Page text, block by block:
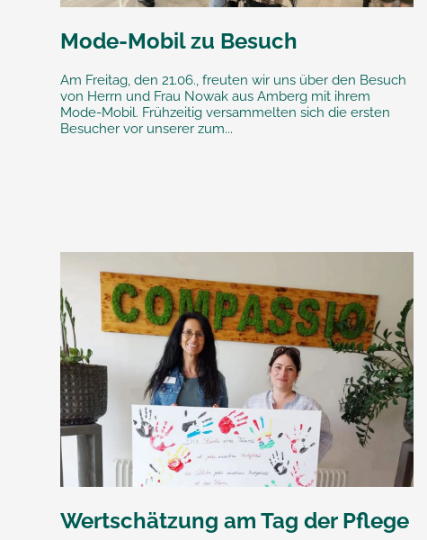
Mode-Mobil zu Besuch
Am Freitag, den 21.06., freuten wir uns über den Besuch
von Herrn und Frau Nowak aus Amberg mit ihrem
Mode-Mobil. Frühzeitig versammelten sich die ersten
Besucher vor unserer zum...
Wertschätzung am Tag der Pflege